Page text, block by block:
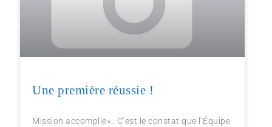
Une première réussie !
Mission accomplie» : C’est le constat que l’Équipe